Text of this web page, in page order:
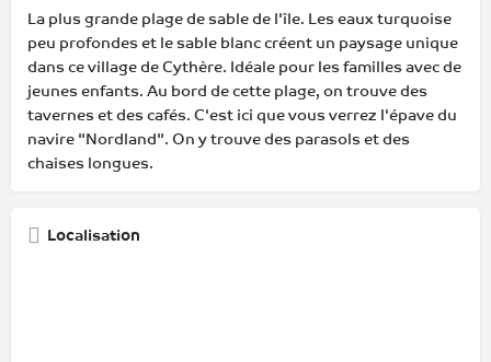
La plus grande plage de sable de l'île. Les eaux turquoise
peu profondes et le sable blanc créent un paysage unique
dans ce village de Cythère. Idéale pour les familles avec de
jeunes enfants. Au bord de cette plage, on trouve des
tavernes et des cafés. C'est ici que vous verrez l'épave du
navire "Nordland". On y trouve des parasols et des
chaises longues.
Localisation